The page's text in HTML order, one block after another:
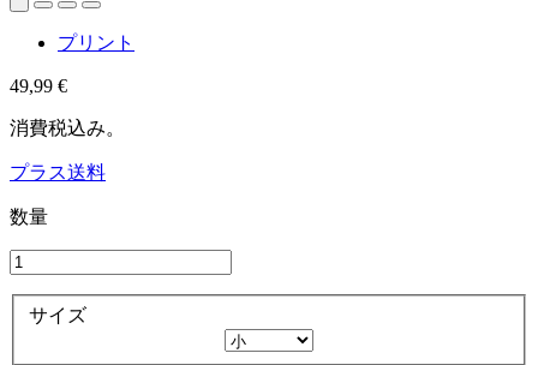
プリント
49,99 €
消費税込み。
プラス送料
数量
サイズ